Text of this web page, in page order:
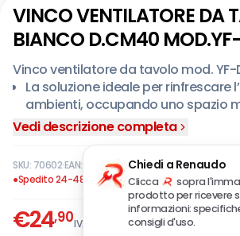
VINCO VENTILATORE DA
BIANCO D.CM40 MOD.YF-
​Vinco ventilatore da tavolo mod. YF-
La soluzione ideale per rinfrescare
ambienti, occupando uno spazio
Ventilatore da tavolo a 5 pale.
Dotato di 3 velocità.
Oscillazione laterale.
Griglia di copertura in metallo
Tasti selezione velocità soft touch.
Vedi descrizione completa
SKU: 70602·EAN:
8028815706025
●Spedito 24-48 ore
€24,90IVA incl.
Chiedi a Renaudo
Clicca
sopra
prodotto per ricevere
informazioni:
consigli d'uso.